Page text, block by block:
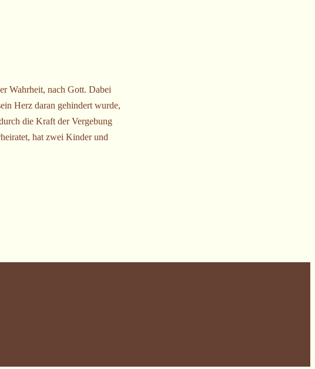
Wahrheit, nach Gott. Dabei
Herz daran gehindert wurde,
die Kraft der Vergebung
hat zwei Kinder und